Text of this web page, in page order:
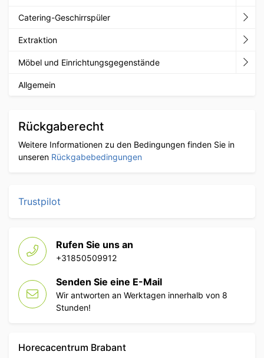
Catering-Geschirrspüler
Extraktion
Möbel und Einrichtungsgegenstände
Allgemein
Rückgaberecht
Weitere Informationen zu den Bedingungen finden Sie in
unseren Rückgabebedingungen
Trustpilot
Rufen Sie uns an
+31850509912
Senden Sie eine E-Mail
Wir antworten an Werktagen innerhalb von 8
Stunden!
Horecacentrum Brabant